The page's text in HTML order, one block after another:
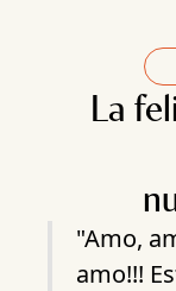
La
"Amo,
amo!!!